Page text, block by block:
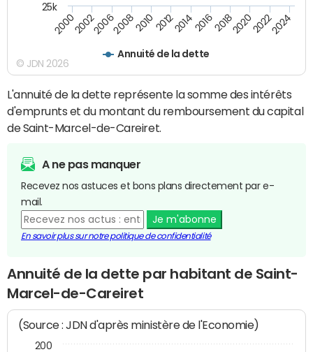
Annuité de la dette
200020022006200820102012201420162018202020222024
25k
© JDN 2026
L'annuité de la dette représente la somme des intérêts
d'emprunts et du montant du remboursement du capital
de Saint-Marcel-de-Careiret.
A ne pas manquer
Recevez nos astuces et bons plans directement par e-
mail.
Je m'abonne
En savoir plus sur notre politique de confidentialité
Annuité de la dette par habitant de Saint-
Marcel-de-Careiret
(Source : JDN d'après ministère de l'Economie)
200